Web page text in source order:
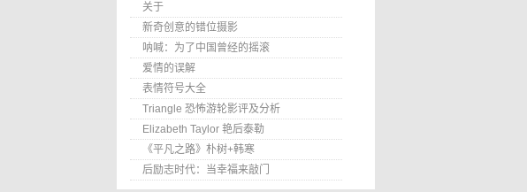
关于
新奇创意的错位摄影
呐喊：为了中国曾经的摇滚
爱情的误解
表情符号大全
Triangle 恐怖游轮影评及分析
Elizabeth Taylor 艳后泰勒
《平凡之路》朴树+韩寒
后励志时代：当幸福来敲门